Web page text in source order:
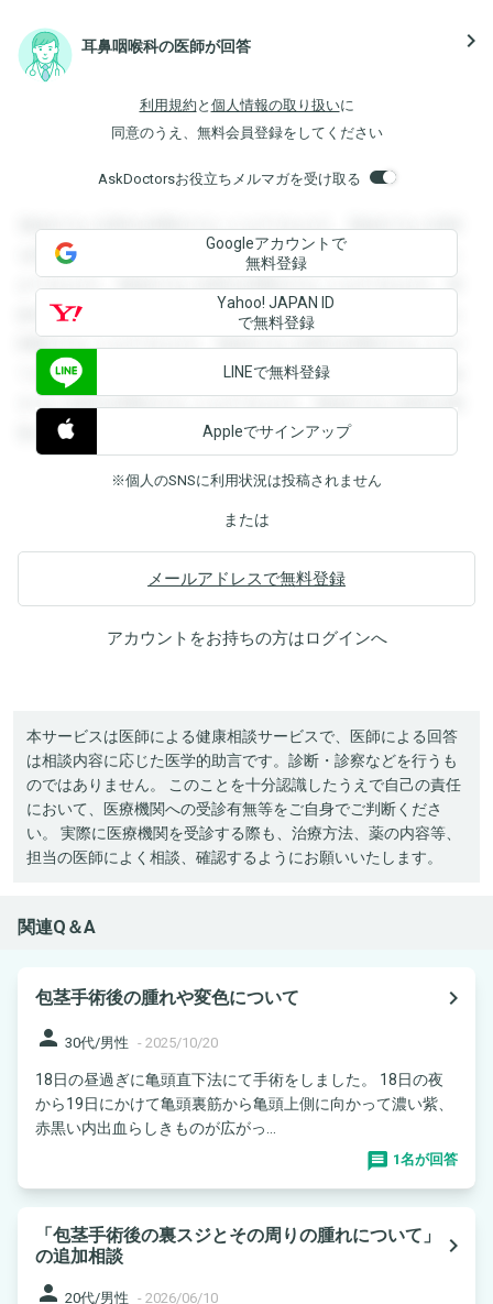
耳鼻咽喉科の医師が回答 navigate_next
利用規約 と 個人情報の取り扱いに
同意のうえ、無料会員登録をしてください
AskDoctorsお役立ちメルマガを受け取る
登録すると回答を閲覧することができます。登録すると回答
を閲覧することができます。登録すると回答を閲覧すること
ができます。登録すると回答を閲覧することができます。登
録すると回答を閲覧することができます。登録すると回答を
閲覧することができます。登録すると回答を閲覧することが
できます。登録すると回答を閲覧することができます。登録
すると回答を閲覧することができます。登録すると回答を閲
覧することができます。
Googleアカウントで
無料登録
Yahoo! JAPAN ID
で無料登録
LINEで無料登録
Appleでサインアップ
※個人のSNSに利用状況は投稿されません
または
メールアドレスで無料登録
アカウントをお持ちの方はログインへ
本サービスは医師による健康相談サービスで、医師による回答
は相談内容に応じた医学的助言です。診断・診察などを行うも
のではありません。 このことを十分認識したうえで自己の責任
において、医療機関への受診有無等をご自身でご判断くださ
い。 実際に医療機関を受診する際も、治療方法、薬の内容等、
担当の医師によく相談、確認するようにお願いいたします。
関連Q＆A
包茎手術後の腫れや変色について
navigate_next
person 30代/男性 - 2025/10/20
18日の昼過ぎに亀頭直下法にて手術をしました。 18日の夜
から19日にかけて亀頭裏筋から亀頭上側に向かって濃い紫、
赤黒い内出血らしきものが広がっ...
1名が回答
「包茎手術後の裏スジとその周りの腫れについて」
の追加相談
navigate_next
person 20代/男性 - 2026/06/10